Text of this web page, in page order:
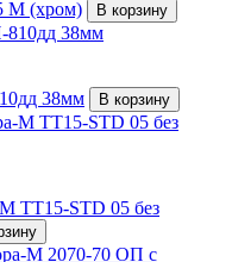
М (хром)
В корзину
38мм
В корзину
ТТ15-STD 05 без